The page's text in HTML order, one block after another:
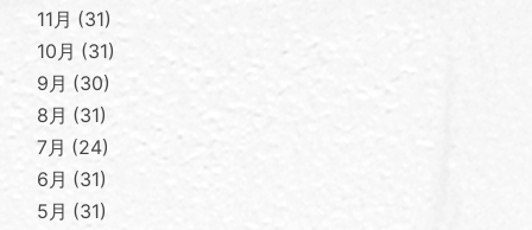
11月
31
10月
31
9月
30
8月
31
7月
24
6月
31
5月
31